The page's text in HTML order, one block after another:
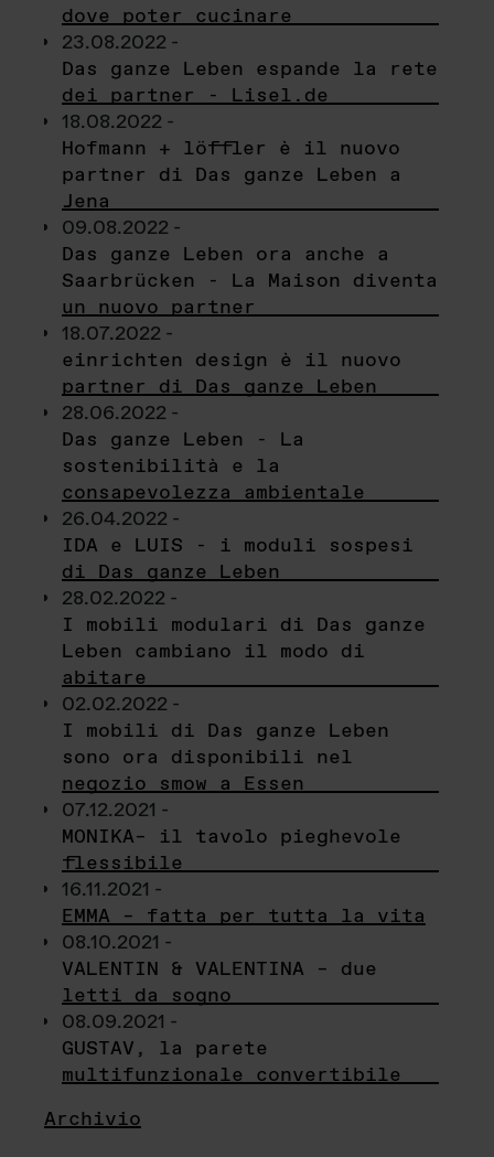
dove poter cucinare
23.08.2022 -
Das ganze Leben espande la rete
dei partner - Lisel.de
18.08.2022 -
Hofmann + löffler è il nuovo
partner di Das ganze Leben a
Jena
09.08.2022 -
Das ganze Leben ora anche a
Saarbrücken - La Maison diventa
un nuovo partner
18.07.2022 -
einrichten design è il nuovo
partner di Das ganze Leben
28.06.2022 -
Das ganze Leben - La
sostenibilità e la
consapevolezza ambientale
26.04.2022 -
IDA e LUIS - i moduli sospesi
di Das ganze Leben
28.02.2022 -
I mobili modulari di Das ganze
Leben cambiano il modo di
abitare
02.02.2022 -
I mobili di Das ganze Leben
sono ora disponibili nel
negozio smow a Essen
07.12.2021 -
MONIKA– il tavolo pieghevole
flessibile
16.11.2021 -
EMMA – fatta per tutta la vita
08.10.2021 -
VALENTIN & VALENTINA – due
letti da sogno
08.09.2021 -
GUSTAV, la parete
multifunzionale convertibile
Archivio